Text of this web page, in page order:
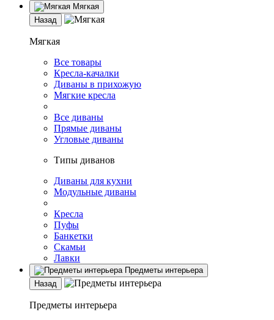
Мягкая
Назад
Мягкая
Все товары
Кресла-качалки
Диваны в прихожую
Мягкие кресла
Все диваны
Прямые диваны
Угловые диваны
Типы диванов
Диваны для кухни
Модульные диваны
Кресла
Пуфы
Банкетки
Скамьи
Лавки
Предметы интерьера
Назад
Предметы интерьера